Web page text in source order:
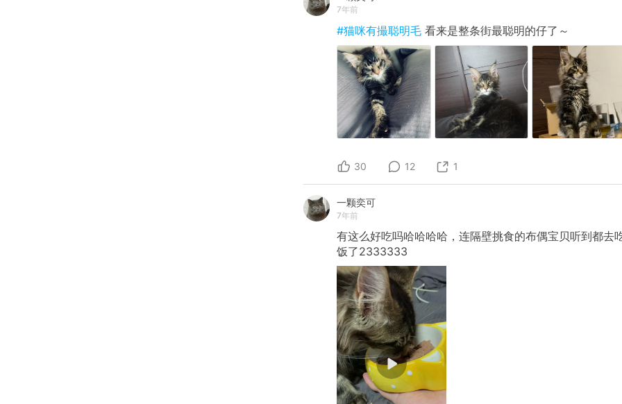
7年前
#猫咪有撮聪明毛 看来是整条街最聪明的仔了～
30 12 1
一颗奕可
7年前
有这么好吃吗哈哈哈哈，连隔壁挑食的布偶宝贝听到都去
饭了2333333